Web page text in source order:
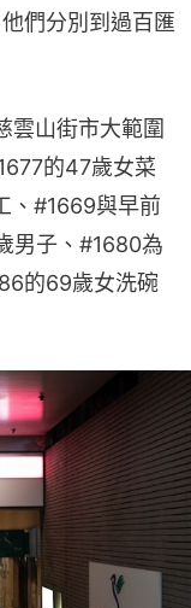
們分別到過百匯
雲山街市大範圍
的47歲女菜
、#1669與早前
男子、#1680為
的69歲女洗碗